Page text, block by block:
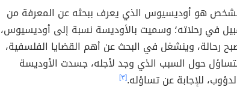
هو أوديسيوس الذي يعرف ببحثه عن المعرفة من
في رحلاته؛ وسميت بالأوديسة نسبة إلى أوديسيوس،
رحالة، وينشغل في البحث عن أهم القضايا الفلسفية،
حول السبب الذي وجد لأجله، جسدت الأوديسة
للإجابة عن تساؤله.[٣]